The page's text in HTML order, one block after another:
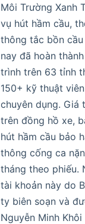
Môi Trường Xanh
vụ hút hầm cầu,
thông tắc bồn cầu
nay đã hoàn
trình trên 63 tỉnh
150+ kỹ thuật
chuyên dụng. Giá
trên đồng hồ xe,
hút hầm cầu bảo
thông cống ca
tháng theo phiếu.
tài khoản này do
ty biên soạn và
Nguyễn Minh